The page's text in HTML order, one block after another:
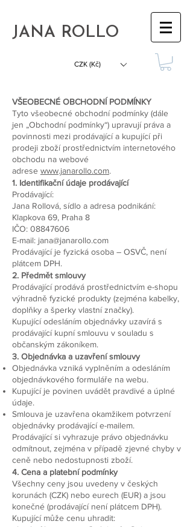
JANA ROLLO
CZK (Kč)
VŠEOBECNÉ OBCHODNÍ PODMÍNKY
Tyto všeobecné obchodní podmínky (dále
jen „Obchodní podmínky“) upravují práva a
povinnosti mezi prodávající a kupující při
prodeji zboží prostřednictvím internetového
obchodu na webové
adrese www.janarollo.com.
1. Identifikační údaje prodávající
Prodávající:
Jana Rollová, sídlo a adresa podnikání:
Klapkova 69, Praha 8
IČO: 08847606
E-mail: jana@janarollo.com
Prodávající je fyzická osoba – OSVČ, není
plátcem DPH.
2. Předmět smlouvy
Prodávající prodává prostřednictvím e-shopu
výhradně fyzické produkty (zejména kabelky,
doplňky a šperky vlastní značky).
Kupující odesláním objednávky uzavírá s
prodávající kupní smlouvu v souladu s
občanským zákoníkem.
3. Objednávka a uzavření smlouvy
Objednávka vzniká vyplněním a odesláním
objednávkového formuláře na webu.
Kupující je povinen uvádět pravdivé a úplné
údaje.
Smlouva je uzavřena okamžikem potvrzení
objednávky prodávající e-mailem.
Prodávající si vyhrazuje právo objednávku
odmítnout, zejména v případě zjevné chyby v
ceně nebo nedostupnosti zboží.
4. Cena a platební podmínky
Všechny ceny jsou uvedeny v českých
korunách (CZK) nebo eurech (EUR) a jsou
konečné (prodávající není plátcem DPH).
Kupující může cenu uhradit: